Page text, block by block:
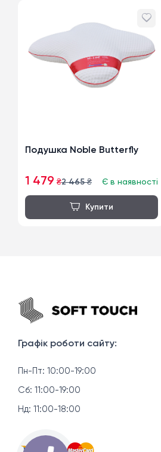
Подушка Noble Butterfly
1 479 ₴2 465₴ Є в наявності
Графік роботи сайту:
Пн-Пт: 10:00-19:00
Сб: 11:00-19:00
Нд: 11:00-18:00